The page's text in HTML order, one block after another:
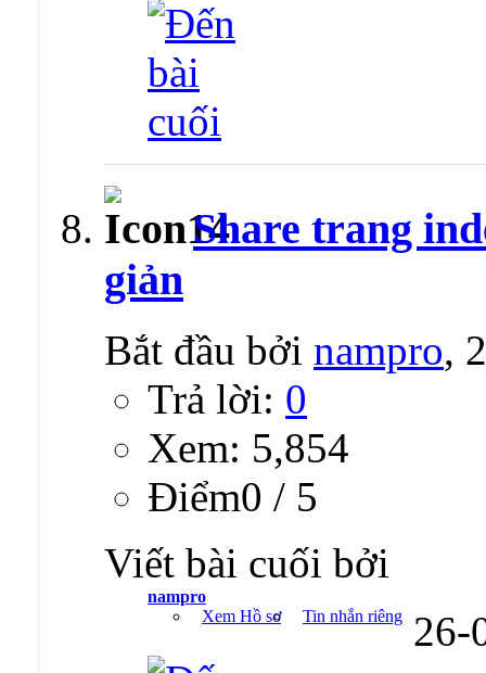
Share trang
giản
Bắt đầu bởi nampro,
Trả lời: 0
Xem: 5,854
Ðiểm0 / 5
Viết bài cuối bởi
nampro
Xem Hồ sơ
Tin nhắn riêng 26-